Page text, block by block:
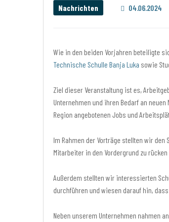
Nachrichten 04.06.2024
Wie in den beiden Vorjahren beteiligte
Technische Schulle Banja Luka sowie
Ziel dieser Veranstaltung ist es,
Unternehmen und ihren Bedarf an
Region angebotenen Jobs und
Im Rahmen der Vorträge stellten wir
Mitarbeiter in den Vordergrund zu
Außerdem stellten wir interessierten
durchführen und wiesen darauf hin,
Neben unserem Unternehmen nahmen